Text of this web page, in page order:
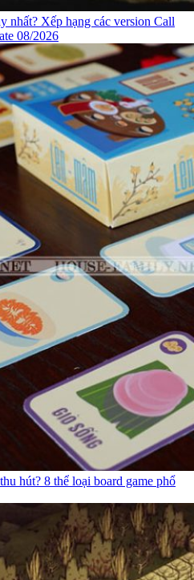
nhất? Xếp hạng các version Call
08/2026
hút? 8 thể loại board game phổ